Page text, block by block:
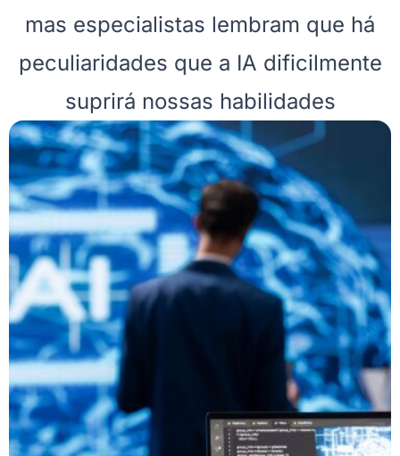
mas especialistas lembram que há
peculiaridades que a IA dificilmente
suprirá nossas habilidades